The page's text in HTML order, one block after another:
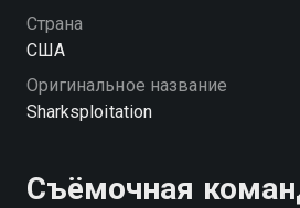
Страна
США
Оригинальное название
Sharksploitation
Съёмочная